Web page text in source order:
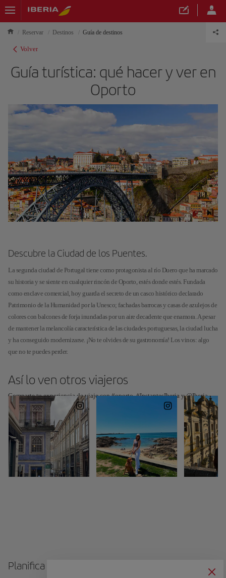
Reservar Destinos Guía de destinos
Volver
Guía turística: qué hacer y ver en
Oporto
Descubre la Ciudad de los Puentes.
La segunda ciudad de Portugal tiene como protagonista al río Duero que ha marcado
su historia y se siente en cualquier rincón de Oporto, estés donde estés. Fundada
como enclave comercial, hoy guarda el secreto de un casco histórico declarado
Patrimonio de la Humanidad por la Unesco; fachadas barrocas y casas de azulejos de
colores con balcones de forja inundadas por un aire decadente que enamora. A pesar
de mantener la melancolía característica de las ciudades portuguesas, la ciudad lucha
y ha conseguido modernizarse. ¡No te olvides de su gastronomía! Los vinos: algo
que no te puedes perder.
Así lo ven otros viajeros
Comparte tu experiencia de viaje con #oporto, #InstantesIberia y @Iberia
Planifica tu viaje a Oporto